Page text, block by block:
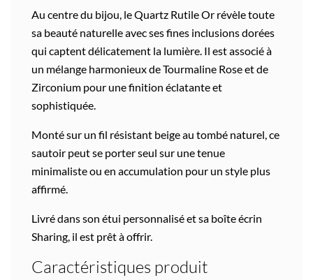
Au centre du bijou, le Quartz Rutile Or révèle toute
sa beauté naturelle avec ses fines inclusions dorées
qui captent délicatement la lumière. Il est associé à
un mélange harmonieux de Tourmaline Rose et de
Zirconium pour une finition éclatante et
sophistiquée.
Monté sur un fil résistant beige au tombé naturel, ce
sautoir peut se porter seul sur une tenue
minimaliste ou en accumulation pour un style plus
affirmé.
Livré dans son étui personnalisé et sa boîte écrin
Sharing, il est prêt à offrir.
Caractéristiques produit